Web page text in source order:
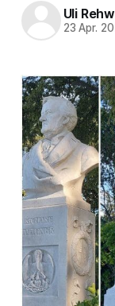
Uli
23 Apr.